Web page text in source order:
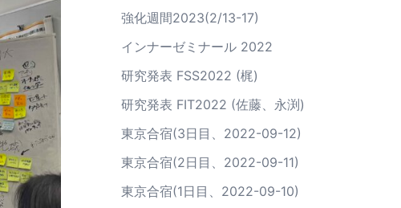
強化週間2023(2/13-17)
インナーゼミナール 2022
研究発表 FSS2022 (梶)
研究発表 FIT2022 (佐藤、永渕)
東京合宿(3日目、2022-09-12)
東京合宿(2日目、2022-09-11)
東京合宿(1日目、2022-09-10)